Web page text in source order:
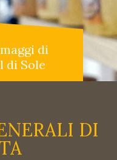
di
di Sole
DI